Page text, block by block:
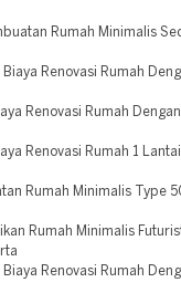
Rumah Minimalis
Renovasi Rumah
Renovasi Rumah
Renovasi Rumah 1
Rumah Minimalis Type
Rumah Minimalis
Renovasi Rumah